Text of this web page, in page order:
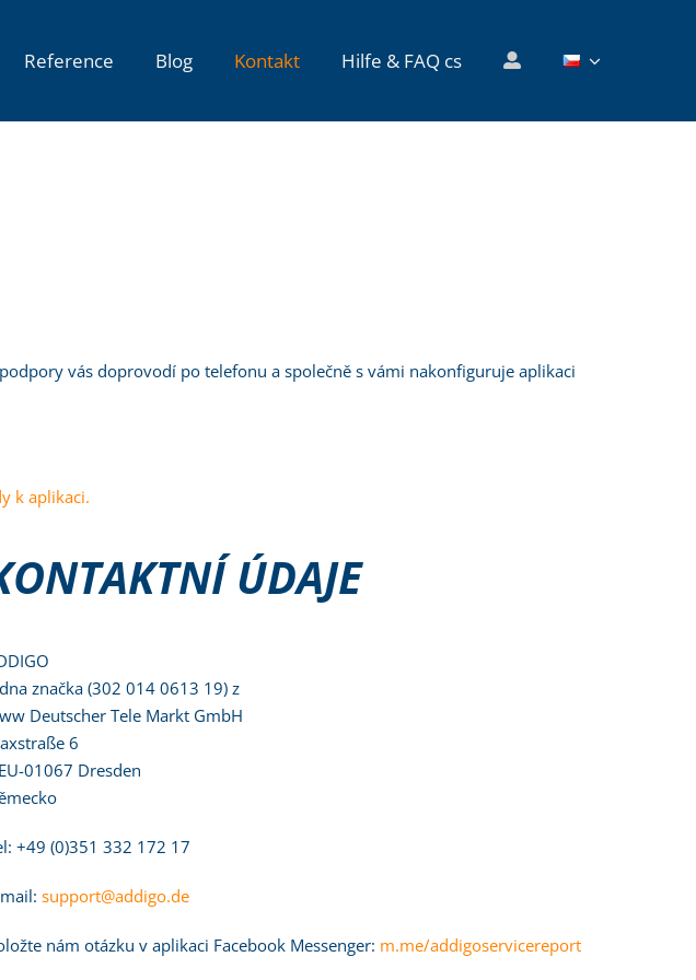
Reference Blog Kontakt Hilfe & FAQ cs
vás doprovodí po telefonu a společně s vámi nakonfiguruje aplikaci
k aplikaci.
ÚDAJE
značka (302 014 0613 19) z
Deutscher Tele Markt GmbH
6
01067 Dresden
+49 (0)351 332 172 17
support@addigo.de
nám otázku v aplikaci Facebook Messenger: m.me/addigoservicereport